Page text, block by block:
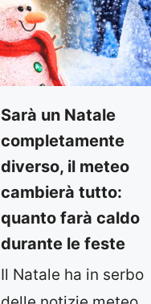
Sarà un Natale
completamente
diverso, il meteo
cambierà tutto:
quanto farà caldo
durante le feste
Il Natale ha in serbo